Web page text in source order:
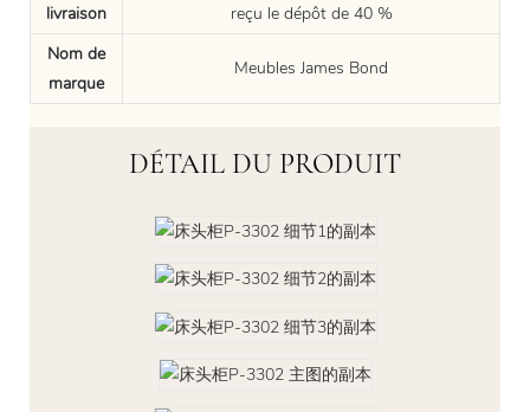
livraison
reçu le dépôt de 40 %
Nom de
marque
Meubles James Bond
DÉTAIL DU PRODUIT